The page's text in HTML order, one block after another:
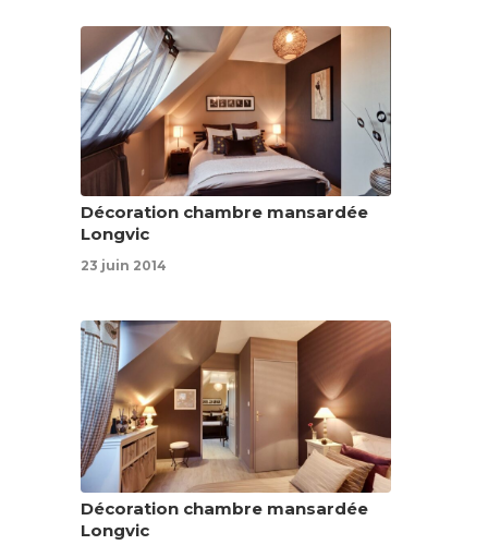
Décoration chambre mansardée
Longvic
23 juin 2014
Décoration chambre mansardée
Longvic